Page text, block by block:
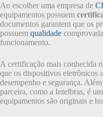
Ao escolher uma empresa de
equipamentos possuem
documentos garantem que os
possuem qualidade
funcionamento.
A certificação mais conhecida
que os dispositivos eletrônicos
desempenho e segurança.
parceira, como a Intelbras, é
equipamentos são originais e